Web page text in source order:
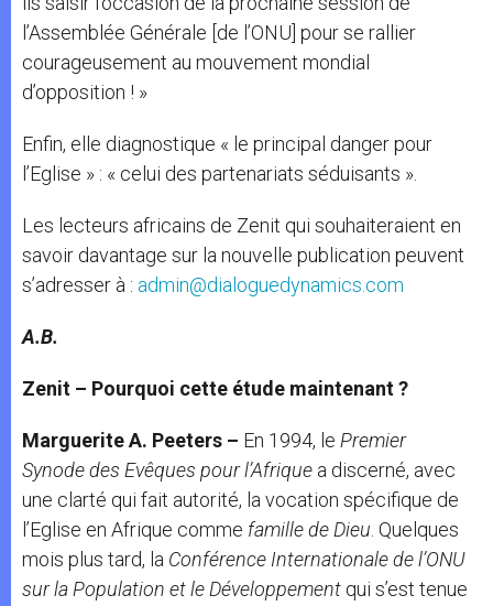
l’Assemblée Générale [de l’ONU] pour se rallier
courageusement au mouvement mondial
d’opposition ! »
Enfin, elle diagnostique « le principal danger pour
l’Eglise » : « celui des partenariats séduisants ».
Les lecteurs africains de Zenit qui souhaiteraient en
savoir davantage sur la nouvelle publication peuvent
s’adresser à : admin@dialoguedynamics.com
A.B.
Zenit – Pourquoi cette étude maintenant ?
Marguerite A. Peeters – En 1994, le Premier
Synode des Evêques pour l’Afrique a discerné, avec
une clarté qui fait autorité, la vocation spécifique de
l’Eglise en Afrique comme famille de Dieu . Quelques
mois plus tard, la Conférence Internationale de l’ONU
sur la Population et le Développement qui s’est tenue